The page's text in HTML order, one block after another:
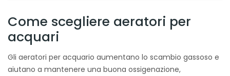
Come scegliere aeratori per
acquari
Gli aeratori per acquario aumentano lo scambio gassoso e
aiutano a mantenere una buona ossigenazione,